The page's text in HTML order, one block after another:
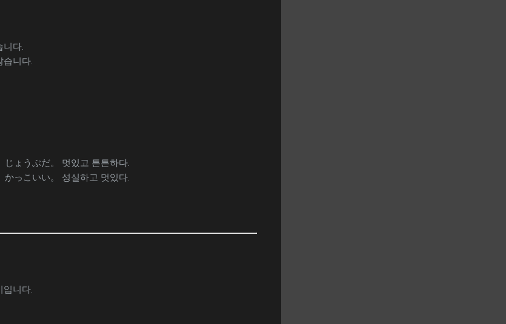
니다.
습니다.
じょうぶだ。 멋있고 튼튼하다.
かっこいい。 성실하고 멋있다.
니다.